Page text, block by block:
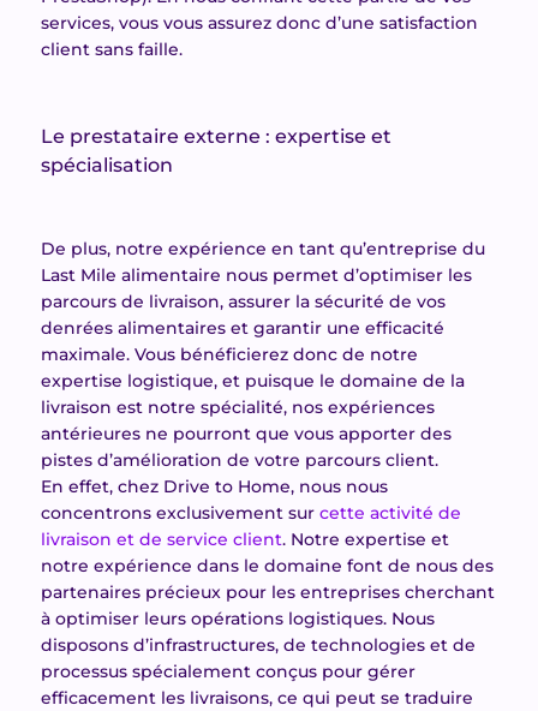
services, vous vous assurez donc d’une satisfaction
client sans faille.
Le prestataire externe : expertise et
spécialisation
De plus, notre expérience en tant qu’entreprise du
Last Mile alimentaire nous permet d’optimiser les
parcours de livraison, assurer la sécurité de vos
denrées alimentaires et garantir une efficacité
maximale. Vous bénéficierez donc de notre
expertise logistique, et puisque le domaine de la
livraison est notre spécialité, nos expériences
antérieures ne pourront que vous apporter des
pistes d’amélioration de votre parcours client.
En effet, chez Drive to Home, nous nous
concentrons exclusivement sur cette activité de
livraison et de service client. Notre expertise et
notre expérience dans le domaine font de nous des
partenaires précieux pour les entreprises cherchant
à optimiser leurs opérations logistiques. Nous
disposons d’infrastructures, de technologies et de
processus spécialement conçus pour gérer
efficacement les livraisons, ce qui peut se traduire